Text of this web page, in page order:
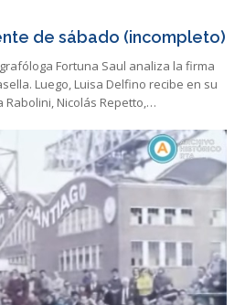
de sábado (incompleto)
Fortuna Saul analiza la firma
Luego, Luisa Delfino recibe en su
Rabolini, Nicolás Repetto,…